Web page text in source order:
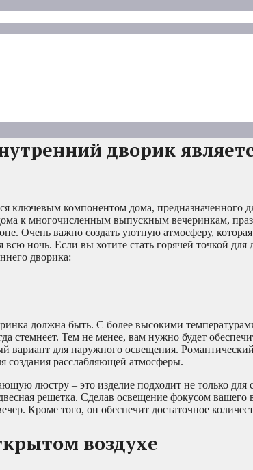
дворик
ключевым компонентом дома, предназначенного
к многочисленным выпускным вечеринкам,
Очень важно создать уютную атмосферу,
ночь. Если вы хотите стать горячей точкой для
дворика:
должна быть. С более высокими
стемнеет. Тем не менее, вам нужно будет
вариант для наружного освещения.
создания расслабляющей атмосферы.
люстру – это изделие подходит не только
решетка. Сделав освещение фокусом
Кроме того, он обеспечит достаточное
воздухе